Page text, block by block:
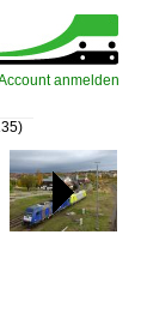
anmelden